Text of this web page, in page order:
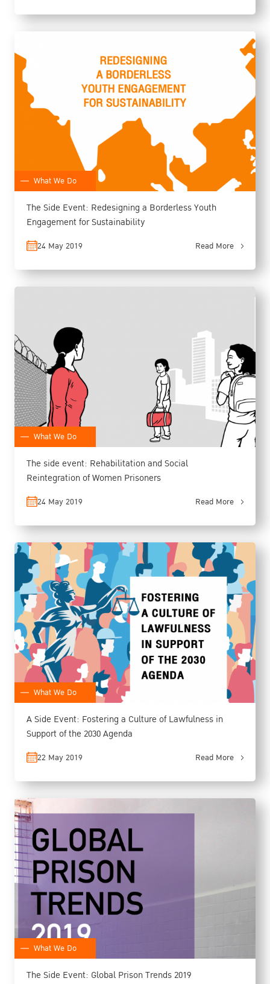
What We Do
The Side Event: Redesigning a Borderless Youth
Engagement for Sustainability
24 May 2019 Read More
What We Do
The side event: Rehabilitation and Social
Reintegration of Women Prisoners
24 May 2019 Read More
What We Do
A Side Event: Fostering a Culture of Lawfulness in
Support of the 2030 Agenda
22 May 2019 Read More
What We Do
The Side Event: Global Prison Trends 2019